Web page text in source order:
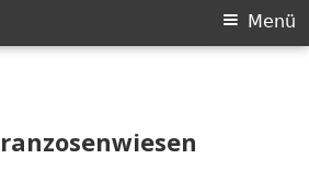
Wander- und Trekkingtouren
Menü